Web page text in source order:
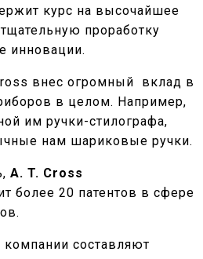
курс на высочайшее
проработку
инновации.
внес огромный вклад в
в целом. Например,
им ручки-стилографа,
нам шариковые ручки.
A. T. Cross
более 20 патентов в сфере
компании составляют